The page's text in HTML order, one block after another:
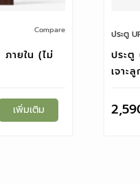
Compare
ายใน (ไม่
เพิ่มเติม
ประตู
ประตู
เจาะ